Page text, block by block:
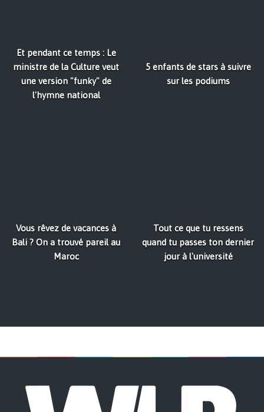
Et pendant ce temps : Le
ministre de la Culture veut
une version "funky" de
l'hymne national
5 enfants de stars à suivre
sur les podiums
Vous rêvez de vacances à
Bali ? On a trouvé pareil au
Maroc
Tout ce que tu ressens
quand tu passes ton dernier
jour à l'université